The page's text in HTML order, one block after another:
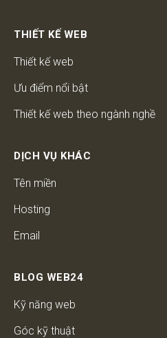
THIẾT KẾ WEB
Thiết kế web
Ưu điểm nổi bật
Thiết kế web theo ngành nghề
DỊCH VỤ KHÁC
Tên miền
Hosting
Email
BLOG WEB24
Kỹ năng web
Góc kỹ thuật